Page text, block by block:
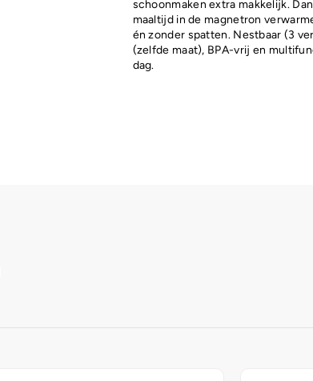
schoonmaken extra makkelijk.
maaltijd in de magnetron
én zonder spatten. Nestbaar (3
(zelfde maat), BPA-vrij en
dag.